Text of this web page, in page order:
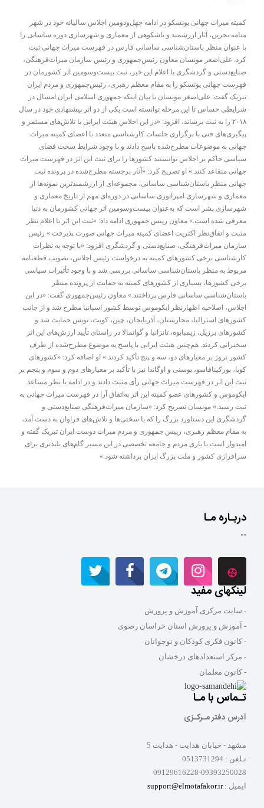
كميته ميراث جهانى يونسكو در ادامه چهل‌و‌دومين اجلاس ساليانه خود در شهر
منامه بحرين، آثار ارزشمند و باشكوهى از معمارى و شهرسازى دوره ساسانى را
با عنوان منظر باستان‌شناسى ساسانى فارس در فهرست ميراث جهانى ثبت
كرد. علی‌اصغر مونسان معاون رئیس‌جمهوری و رئیس سازمان میراث‌فرهنگی،
صنایع‌دستی و گردشگری با اعلام این خبر، ثبت بیست‌وسومین اثر کشورمان در
فهرست جهانی یونسکو را به مقام معظم رهبری، رئیس‌جمهوری و مردم ایران
تبریک گفت. علی‌اصغر مونسان با بیان اینکه جمهوری اسلامی ایران امسال در
شرایطی حساس تا این مرحله توانسته است یکی از دو اثر پیشنهادی خود در سال
۲۰۱۸ را به ثبت برساند، افزود: «در این اجلاس هیئت ایرانی با تلاش‌های مستمر و
پیگیری‌های فنی با برگزاری جلسات کارشناسی متعدد با اعضای کمیته میراث
جهانی به موضوعات مطرح‌شده پاسخ دادند و با وجود شرایط سخت فضای
سیاسی حاکم بر اجلاس توانستند کشورها را برای ثبت این اثر در فهرست میراث
جهانی متقاعد کنند.» او تصریح کرد: «آثار برجسته مطرح‌شده در پرونده ثبت
جهانی منظر باستان‌شناسی ساسانی، مجموعه‌ای از ارزشمندترین نمونه‌ها از
معماری و شهرسازی امپراتوری ساسانی در دوره‌ای مهم از تاریخ معماری و
شهرسازی بشر است که به‌عنوان بیست‌و‌سومین اثر جهانی کشورمان به دنیا
معرفی شده است.» معاون رییس جمهوری ادامه داد: «ثبت این اثر با اعلام نظر
مثبت و اتفاق‌نظر اکثریت اعضای کمیته میراث جهانی صورت پذیرفت.» رئیس
سازمان میراث‌فرهنگی، صنایع‌دستی و گردشگری افزود: «با توجه به نظرات
کارشناسی برخی کشورهای کمیته به درخواست رئیس اجلاس، تصویب قطعنامه
مربوط به منظر باستان‌شناسی ساسانی بررسی شد و با وجود تأثیرات سیاسی
برخی کشورها، بسیاری از کشورهای کمیته به حمایت از پرونده منظر
باستان‌شناسی ساسانی فارس پرداختند.» معاون رئیس‌جمهوری گفت: «در این
اجلاس، اصلاحیه اظهارنظر ایکوموس توسط کشور اسپانیا مطرح شد و از جانب
کشورهای استرالیا، مجارستان، آذربایجان، چین، کویت، تونس حمایت شد و
کشورهای برزیل، زیمبابوه، تانزانیا و گواتمالا در راستای تأیید ارزش‌های این اثر
سخنرانی کردند. هم‌چنین هیئت ایرانی با پاسخ به موضوع مطرح‌شده از طرف
کشور نروژ بر معیارهای دو، سه و پنج تأکید کردند.» او اضافه کرد: «کشورهای
کوبا، بورکینافاسو، بوسنی و اوگاندا نیز با تأکید بر معیارهای دوم و سوم و پنجم بر
ثبت این اثر در فهرست میراث جهانی رأی مثبت دادند و در ادامه با نظر مساعد
ایکوموس و کشورهای عضو کمیته این اثر به‌اتفاق آرا در فهرست میراث جهانی به
ثبت رسید.» مونسان تصریح کرد: «سازمان میراث‌فرهنگی صنایع‌دستی و
گردشگری این دستاورد بزرگ را که با سختی‌ها و تلاش‌های فراوان به دست آمد،
به مقام معظم رهبری، رییس جمهوری و مردم میراث دوست ایران تبریک گفته و
امیدوار است با یاری مردم و جامعه تخصصی در این مسیر گام‌های بلندتری برای
سرافرازی کشور و ملت بزرگ ایران برداشته شود.»
دربـاره مـا
""
لینکهای مفید
- سایت مرکزی آموزش و پرورش
- آموزش و پرورش استان خراسان رضوی
- کانون فکری کودکان و نوجوانان
- مرکز استعدادهای درخشان
- کانون معلمان
تـماس با مـا
آدرس دفتر مـرکـزی
مشهد - خیابان هدایت - هدایت 5
تـلفن : 0513731294
09129616228-09393250028
ایمیل :support@elmotafakor.ir